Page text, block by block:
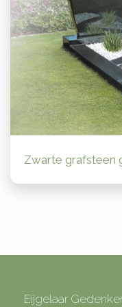
Zwarte grafsteen
Eijgelaar